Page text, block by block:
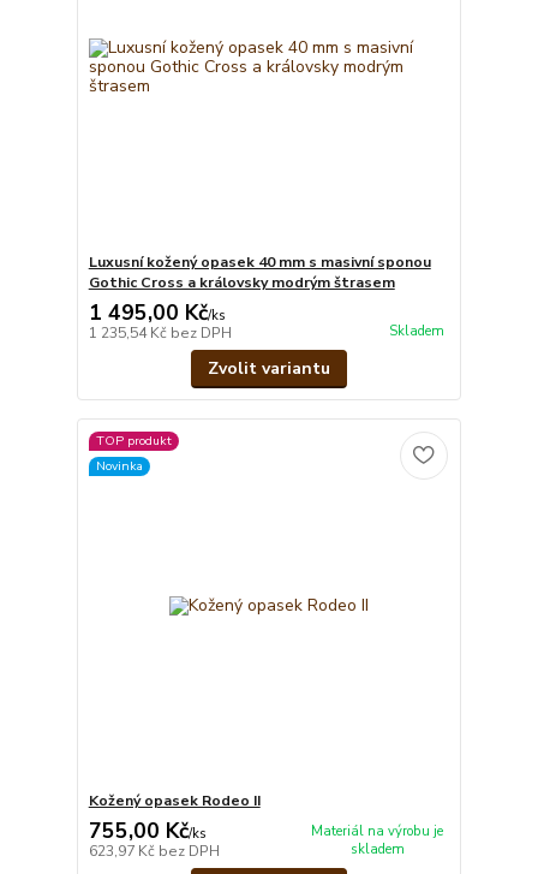
Luxusní kožený opasek 40 mm s masivní sponou
Gothic Cross a královsky modrým štrasem
1 495,00 Kč/ks
1 235,54 Kč bez DPH Skladem
Zvolit variantu
TOP produkt
Novinka
Kožený opasek Rodeo II
755,00 Kč/ks
623,97 Kč bez DPH
Materiál na výrobu je
skladem